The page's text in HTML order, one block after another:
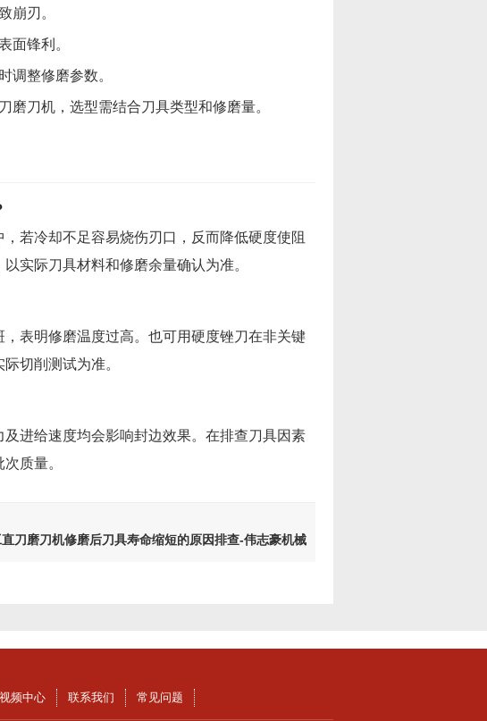
崩刃。
面锋利。
调整修磨参数。
刀机，选型需结合刀具类型和修磨量。
若冷却不足容易烧伤刃口，反而降低硬度使阻
实际刀具材料和修磨余量确认为准。
表明修磨温度过高。也可用硬度锉刀在非关键
切削测试为准。
进给速度均会影响封边效果。在排查刀具因素
质量。
刀磨刀机修磨后刀具寿命缩短的原因排查-伟志豪机械
视频中心 联系我们 常见问题